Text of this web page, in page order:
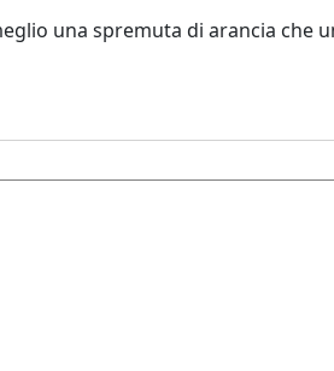
una spremuta di arancia che